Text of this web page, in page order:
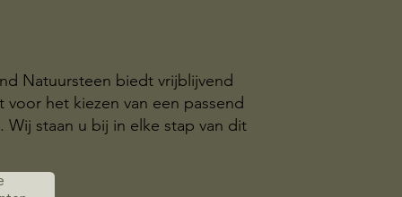
Natuursteen biedt vrijblijvend
voor het kiezen van een passend
Wij staan u bij in elke stap van dit